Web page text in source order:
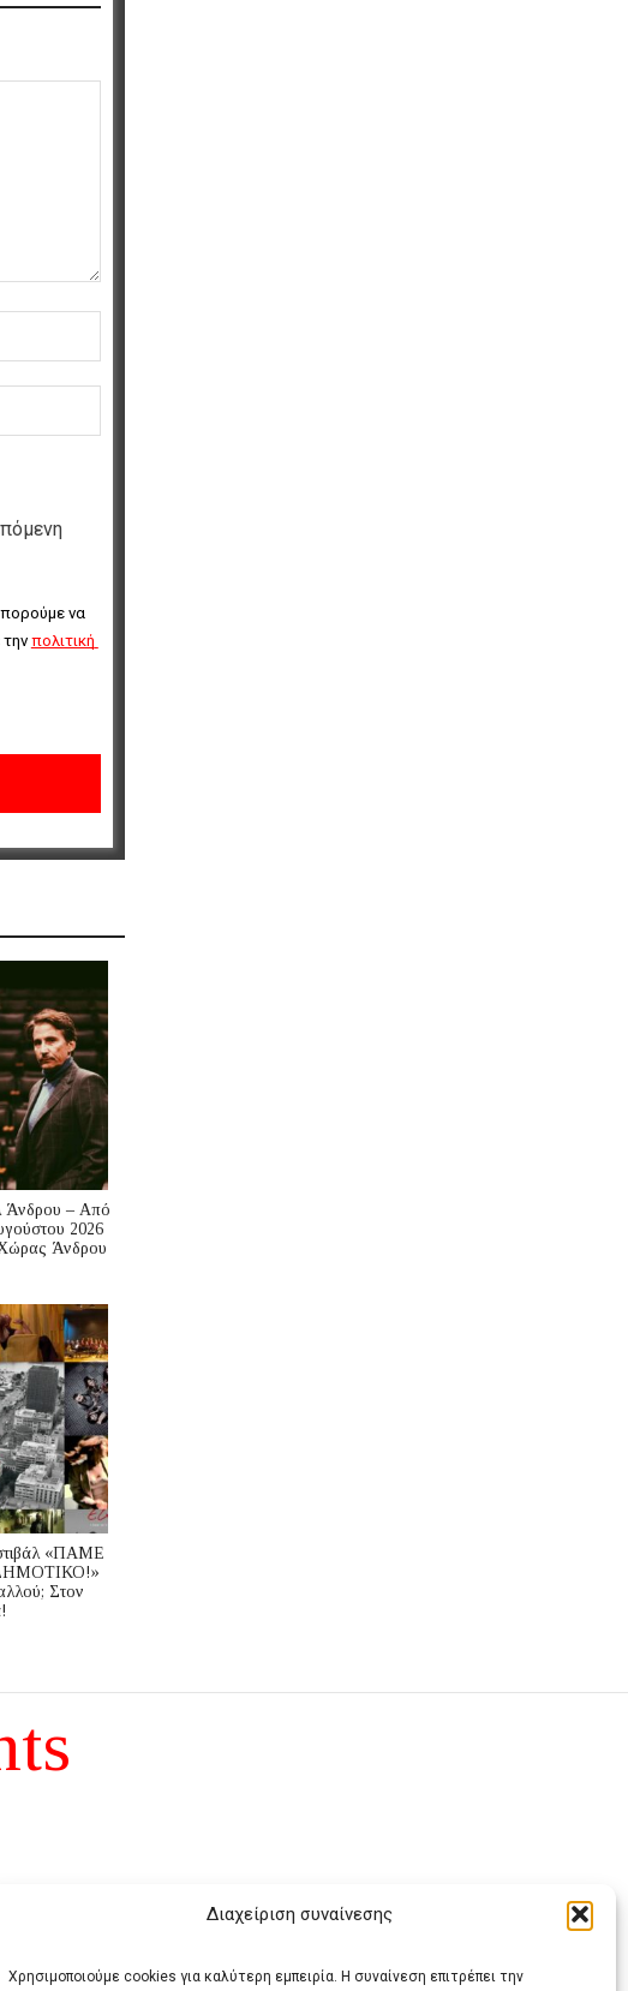
Διαχείριση συναίνεσης
Χρησιμοποιούμε cookies για καλύτερη εμπειρία. Η συναίνεση επιτρέπει την
να
πολιτική
Άνδρου – Από
2026
Άνδρου
«ΠΑΜΕ
Στον
χυδαιότητας